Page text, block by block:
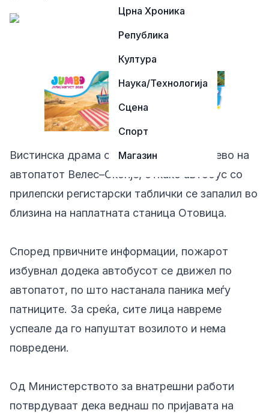
Црна Хроника
Република
Култура
Наука/Технологија
Сцена
Спорт
Магазин
Вистинска драма се одвивала попладнево на
автопатот Велес–Скопје, откако автобус со
прилепски регистарски таблички се запалил во
близина на наплатната станица Отовица.
Според првичните информации, пожарот
избувнал додека автобусот се движел по
автопатот, по што настанала паника меѓу
патниците. За среќа, сите лица навреме
успеале да го напуштат возилото и нема
повредени.
Од Министерството за внатрешни работи
потврдуваат дека веднаш по пријавата на